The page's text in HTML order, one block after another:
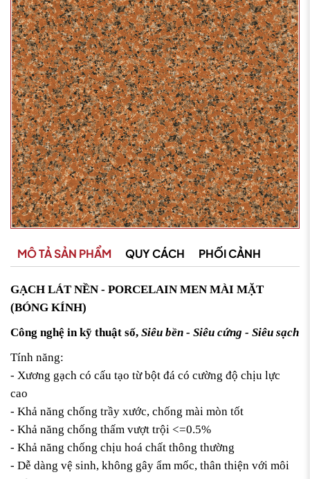
MÔ TẢ SẢN PHẨM QUY CÁCH PHỐI CẢNH
GẠCH LÁT NỀN - PORCELAIN MEN MÀI MẶT
(BÓNG KÍNH)
Công nghệ in kỹ thuật số, Siêu bền - Siêu cứng - Siêu sạch
Tính năng:
- Xương gạch có cấu tạo từ bột đá có cường độ chịu lực
cao
- Khả năng chống trầy xước, chống mài mòn tốt
- Khả năng chống thấm vượt trội <=0.5%
- Khả năng chống chịu hoá chất thông thường
- Dễ dàng vệ sinh, không gây ẩm mốc, thân thiện với môi